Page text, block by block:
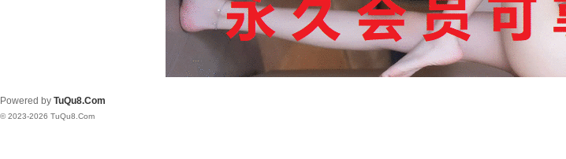
Powered by TuQu8.Com
© 2023-2026 TuQu8.Com